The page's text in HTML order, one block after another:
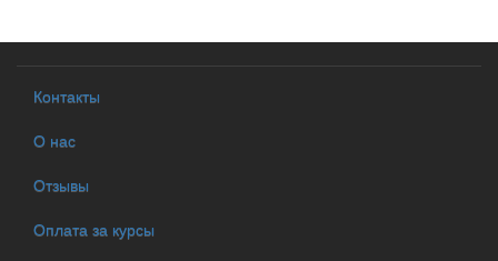
Контакты
О нас
Отзывы
Оплата за курсы